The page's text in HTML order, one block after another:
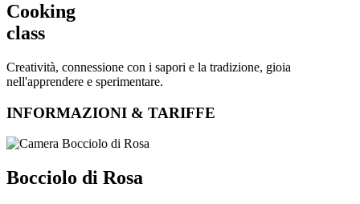
Cooking
class
Creatività, connessione con i sapori e la tradizione, gioia
nell'apprendere e sperimentare.
INFORMAZIONI & TARIFFE
Bocciolo di Rosa